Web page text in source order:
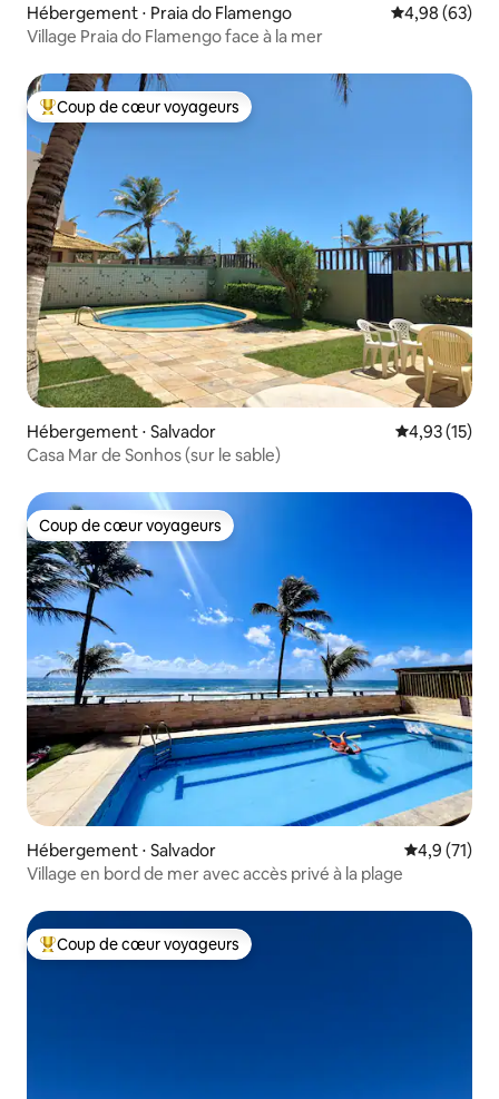
Hébergement ⋅ Praia do Flamengo Évaluation
4,98 (63)
Village Praia do Flamengo face à la mer
Coups de cœur voyageurs les plus appréciés
Coup de cœur voyageurs
Hébergement ⋅ Salvador Évaluation
4,93 (15)
Casa Mar de Sonhos (sur le sable)
Coup de cœur voyageurs
Coup de cœur voyageurs
Hébergement ⋅ Salvador Évaluation
4,9 (71)
Village en bord de mer avec accès privé à la plage
Coups de cœur voyageurs les plus appréciés
Coup de cœur voyageurs